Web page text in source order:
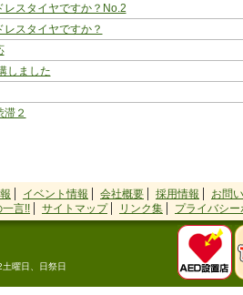
レスタイヤですか？No.2
スタイヤですか？
しました
滞２
交換」終了のお知らせ
・中止のお知らせ！！
イベント情報 会社概要 採用情報
お問
一言!! サイトマップ リンク集 プライバシ
曜日、日祭日